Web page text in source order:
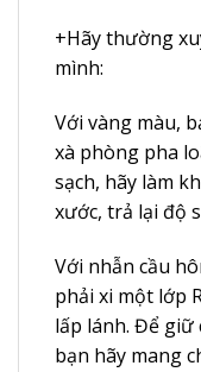
+Hãy thường
mình:
Với vàng màu,
xà phòng pha
sạch, hãy làm
xước, trả lại độ
Với nhẫn cầu
phải xi một lớp
lấp lánh. Để
bạn hãy mang